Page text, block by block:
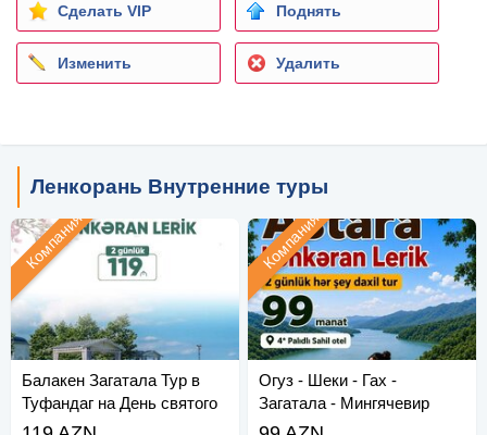
Сделать VIP Поднять
Изменить Удалить
Ленкорань Внутренние туры
Балакен Загатала Тур в
Туфандаг на День святого
Валентина
Компания
Огуз - Шеки - Гах -
Загатала - Мингячевир
Компания